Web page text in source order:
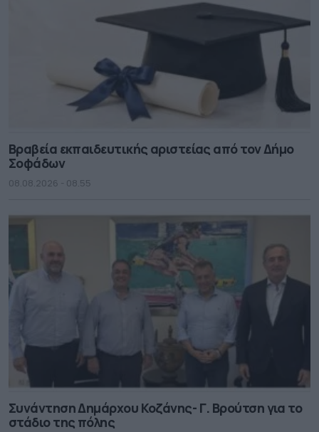
Βραβεία εκπαιδευτικής αριστείας από τον Δήμο
Σοφάδων
08.08.2026 - 08.55
Συνάντηση Δημάρχου Κοζάνης- Γ. Βρούτση για το
στάδιο της πόλης